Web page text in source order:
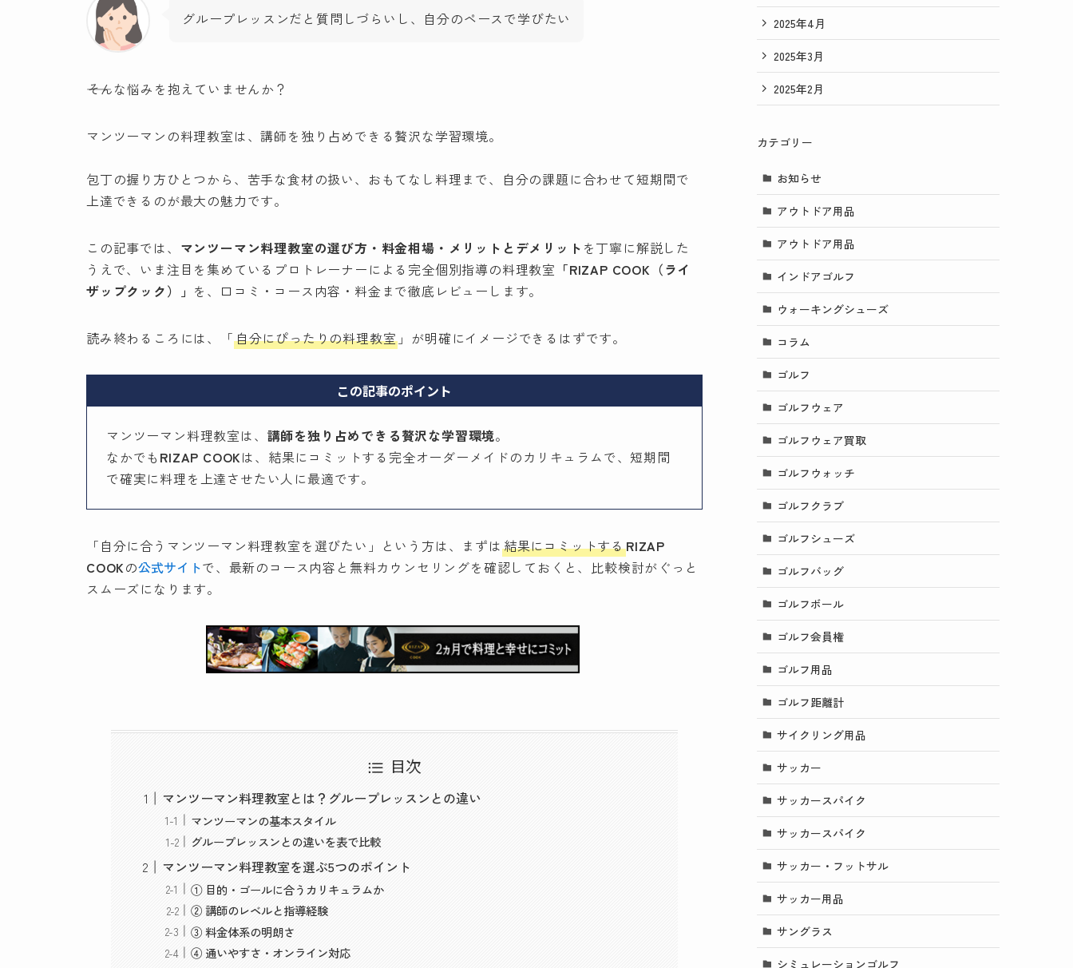
グループレッスンだと質問しづらいし、自分のペースで学びたい
――そんな悩みを抱えていませんか？
マンツーマンの料理教室は、講師を独り占めできる贅沢な学習環境。
包丁の握り方ひとつから、苦手な食材の扱い、おもてなし料理まで、自分の課題に合わせて短期間で
上達できるのが最大の魅力です。
この記事では、 マンツーマン料理教室の選び方・料金相場・メリットとデメリット を丁寧に解説した
うえで、いま注目を集めているプロトレーナーによる完全個別指導の料理教室 「RIZAP COOK（ライ
ザップクック）」 を、口コミ・コース内容・料金まで徹底レビューします。
読み終わるころには、「自分にぴったりの料理教室 」が明確にイメージできるはずです。
この記事のポイント
マンツーマン料理教室は、 講師を独り占めできる贅沢な学習環境。
なかでも RIZAP COOKは、結果にコミットする完全オーダーメイドのカリキュラムで、短期間
で確実に料理を上達させたい人に最適です。
「自分に合うマンツーマン料理教室を選びたい」という方は、まずは 結果にコミットするRIZAP
COOKの公式サイトで、最新のコース内容と無料カウンセリングを確認しておくと、比較検討がぐっと
スムーズになります。
目次
マンツーマン料理教室とは？グループレッスンとの違い
マンツーマンの基本スタイル
グループレッスンとの違いを表で比較
マンツーマン料理教室を選ぶ5つのポイント
① 目的・ゴールに合うカリキュラムか
② 講師のレベルと指導経験
③ 料金体系の明朗さ
④ 通いやすさ・オンライン対応
2025年4月
2025年3月
2025年2月
カテゴリー
お知らせ
アウトドア用品
アウトドア用品
インドアゴルフ
ウォーキングシューズ
コラム
ゴルフ
ゴルフウェア
ゴルフウェア買取
ゴルフウォッチ
ゴルフクラブ
ゴルフシューズ
ゴルフバッグ
ゴルフボール
ゴルフ会員権
ゴルフ用品
ゴルフ距離計
サイクリング用品
サッカー
サッカースパイク
サッカースパイク
サッカー・フットサル
サッカー用品
サングラス
シミュレーションゴルフ